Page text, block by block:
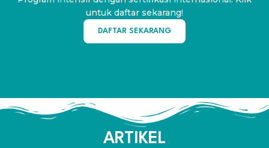
untuk daftar sekarang!
DAFTAR SEKARANG
ARTIKEL